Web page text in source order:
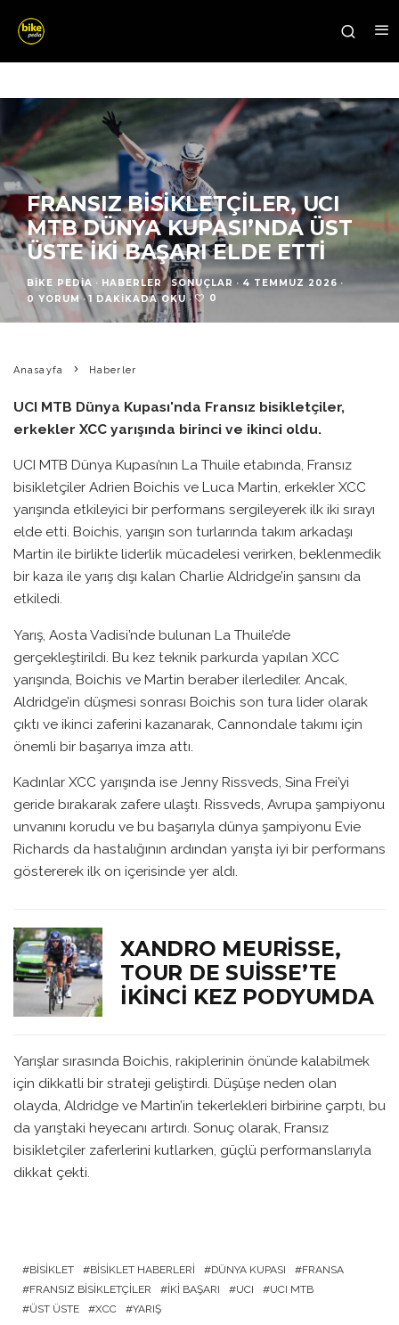
FRANSIZ BISIKLETÇILER, UCI
MTB DÜNYA KUPASI’NDA ÜST
ÜSTE İKI BAŞARI ELDE ETTI
BIKE PEDIA · HABERLER SONUÇLAR · 4 TEMMUZ 2026 ·
0 YORUM · 1 DAKIKADA OKU · 0
Anasayfa Haberler
UCI MTB Dünya Kupası'nda Fransız bisikletçiler,
erkekler XCC yarışında birinci ve ikinci oldu.
UCI MTB Dünya Kupası’nın La Thuile etabında, Fransız
bisikletçiler Adrien Boichis ve Luca Martin, erkekler XCC
yarışında etkileyici bir performans sergileyerek ilk iki sırayı
elde etti. Boichis, yarışın son turlarında takım arkadaşı
Martin ile birlikte liderlik mücadelesi verirken, beklenmedik
bir kaza ile yarış dışı kalan Charlie Aldridge’in şansını da
etkiledi.
Yarış, Aosta Vadisi’nde bulunan La Thuile’de
gerçekleştirildi. Bu kez teknik parkurda yapılan XCC
yarışında, Boichis ve Martin beraber ilerlediler. Ancak,
Aldridge’in düşmesi sonrası Boichis son tura lider olarak
çıktı ve ikinci zaferini kazanarak, Cannondale takımı için
önemli bir başarıya imza attı.
Kadınlar XCC yarışında ise Jenny Rissveds, Sina Frei’yi
geride bırakarak zafere ulaştı. Rissveds, Avrupa şampiyonu
unvanını korudu ve bu başarıyla dünya şampiyonu Evie
Richards da hastalığının ardından yarışta iyi bir performans
göstererek ilk on içerisinde yer aldı.
XANDRO MEURISSE,
TOUR DE SUISSE’TE
İKINCI KEZ PODYUMDA
Yarışlar sırasında Boichis, rakiplerinin önünde kalabilmek
için dikkatli bir strateji geliştirdi. Düşüşe neden olan
olayda, Aldridge ve Martin’in tekerlekleri birbirine çarptı, bu
da yarıştaki heyecanı artırdı. Sonuç olarak, Fransız
bisikletçiler zaferlerini kutlarken, güçlü performanslarıyla
dikkat çekti.
BISIKLET BISIKLET HABERLERI DÜNYA KUPASI
FRANSA
FRANSIZ BISIKLETÇILER
İKI BAŞARI UCI
UCI MTB
ÜST ÜSTE
XCC YARIŞ